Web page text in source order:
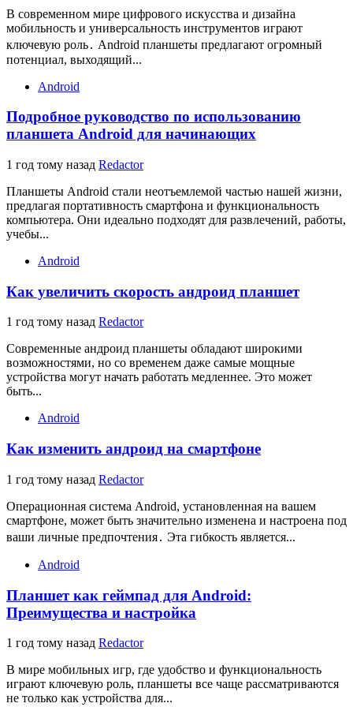
В современном мире цифрового искусства и дизайна
мобильность и универсальность инструментов играют
ключевую роль․ Android планшеты предлагают огромный
потенциал, выходящий...
Android
Подробное руководство по использованию
планшета Android для начинающих
1 год тому назад Redactor
Планшеты Android стали неотъемлемой частью нашей жизни,
предлагая портативность смартфона и функциональность
компьютера. Они идеально подходят для развлечений, работы,
учебы...
Android
Как увеличить скорость андроид планшет
1 год тому назад Redactor
Современные андроид планшеты обладают широкими
возможностями, но со временем даже самые мощные
устройства могут начать работать медленнее. Это может
быть...
Android
Как изменить андроид на смартфоне
1 год тому назад Redactor
Операционная система Android, установленная на вашем
смартфоне, может быть значительно изменена и настроена под
ваши личные предпочтения․ Эта гибкость является...
Android
Планшет как геймпад для Android:
Преимущества и настройка
1 год тому назад Redactor
В мире мобильных игр, где удобство и функциональность
играют ключевую роль, планшеты все чаще рассматриваются
не только как устройства для...